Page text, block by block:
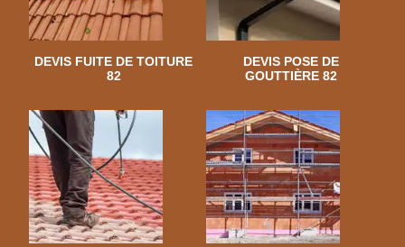
DEVIS FUITE DE TOITURE
82
DEVIS POSE DE
GOUTTIÈRE 82